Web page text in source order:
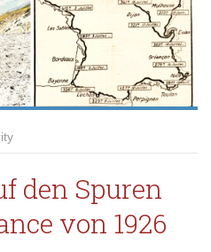
den Spuren
von 1926